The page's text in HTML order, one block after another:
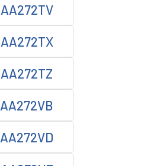
AA272TV
AA272TX
AA272TZ
AA272VB
AA272VD